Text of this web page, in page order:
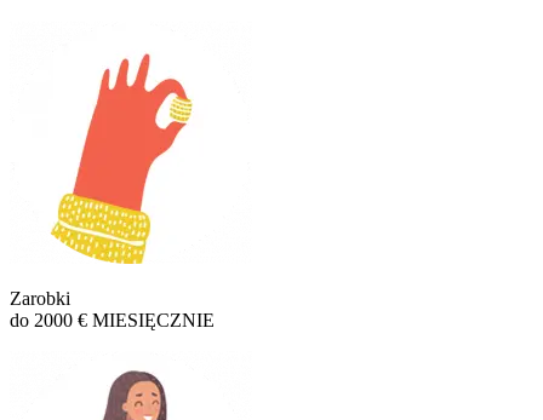
Zarobki
do 2000 € MIESIĘCZNIE